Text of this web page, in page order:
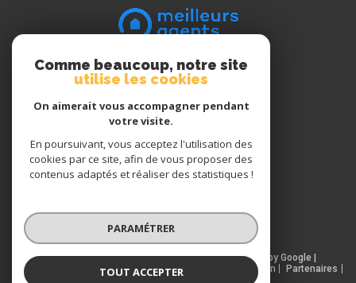
Nous
suivre
Nous
adhérons
© 2026 | Tous droits réservés | Traduction powered by Google |
Nos honoraires
Plan du site Mentions légales Admin
Partenaires
Politique RGPD
Comme beaucoup, notre site
utilise les cookies
On aimerait vous accompagner pendant
votre visite.
En poursuivant, vous acceptez l'utilisation des
cookies par ce site, afin de vous proposer des
contenus adaptés et réaliser des statistiques !
PARAMÉTRER
TOUT ACCEPTER